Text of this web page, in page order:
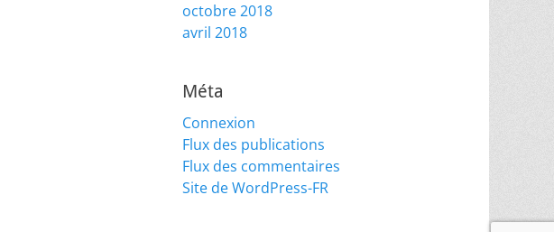
octobre 2018
avril 2018
Méta
Connexion
Flux des publications
Flux des commentaires
Site de WordPress-FR